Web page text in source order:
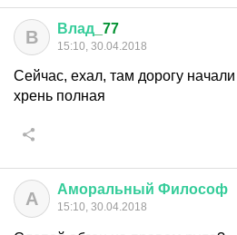
В Влад _77
15:10, 30.04.2018
Сейчас, ехал, там дорогу начали
хрень полная
А Аморальный Философ
15:10, 30.04.2018